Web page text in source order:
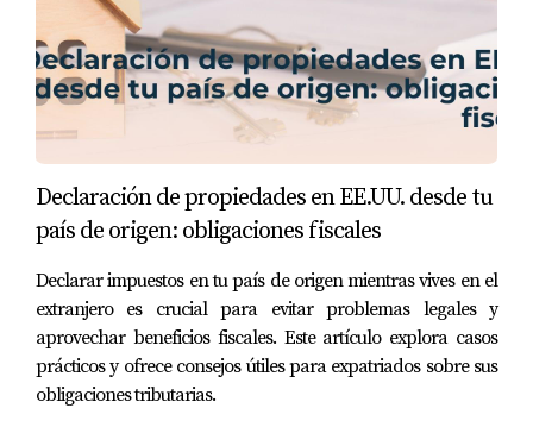
Vanderbilt
TESTIMONIOS DE
ESTUDIANTES
No hay mejor manera de entender la experiencia
universitaria que a través de las voces de quienes
testimonios que reflejan lo que significa estudiar en
estas instituciones:
Estudiante de Vanderbilt
Declaración de propiedades en EE.UU. desde tu
país de origen: obligaciones fiscales
Declarar impuestos en tu país de origen mientras vives en el
extranjero es crucial para evitar problemas legales y
aprovechar beneficios fiscales. Este artículo explora casos
prácticos y ofrece consejos útiles para expatriados sobre sus
obligaciones tributarias.